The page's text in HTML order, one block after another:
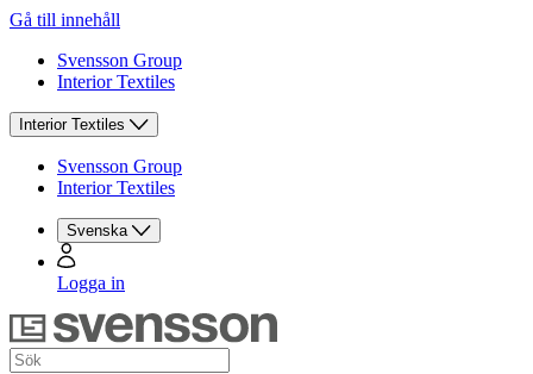
Gå till innehåll
Svensson Group
Interior Textiles
Interior Textiles
Svensson Group
Interior Textiles
Svenska
Logga in